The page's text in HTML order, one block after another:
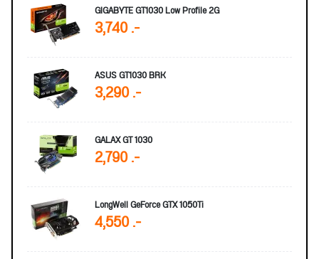
GIGABYTE GT1030 Low Profile 2G
3,740 .-
ASUS GT1030 BRK
3,290 .-
GALAX GT 1030
2,790 .-
LongWell GeForce GTX 1050Ti
4,550 .-